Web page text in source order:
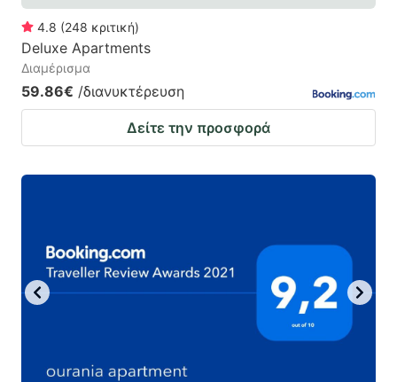
4.8 (248 κριτική)
Deluxe Apartments
Διαμέρισμα
59.86€ /διανυκτέρευση
Δείτε την προσφορά